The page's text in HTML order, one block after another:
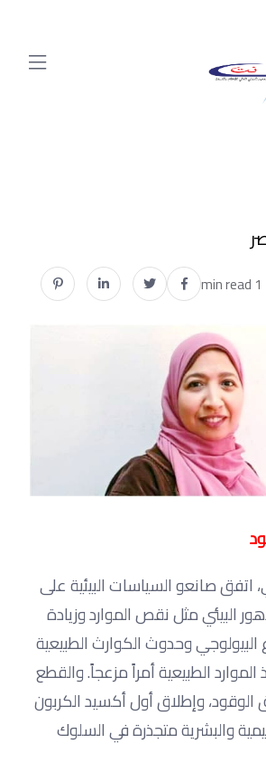
1 min read
اتفق صانعو السياسات البيئية على
البيئي مثل نقص الموارد وزيادة
البيولوجي وحدوث الكوارث الطبيعية
الموارد الطبيعية أمراً مزعجاً. والقطع
الوقود، وإطلاق أول أكسيد الكربون
والبشرية متجذرة في السلوك